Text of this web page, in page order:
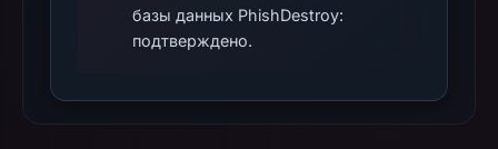
result
on
базы данных PhishDestroy:
подтверждено.